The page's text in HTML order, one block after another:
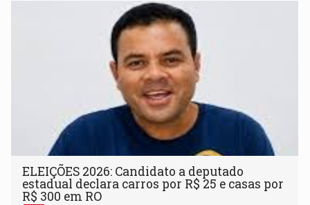
ELEIÇÕES 2026: Candidato a deputado
estadual declara carros por R$ 25 e casas por
R$ 300 em RO